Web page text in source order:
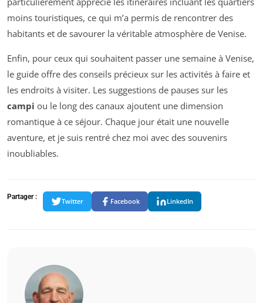
moins touristiques, ce qui m’a permis de rencontrer des
habitants et de savourer la véritable atmosphère de Venise.
Enfin, pour ceux qui souhaitent passer une semaine à Venise,
le guide offre des conseils précieux sur les activités à faire et
les endroits à visiter. Les suggestions de pauses sur les
campi ou le long des canaux ajoutent une dimension
romantique à ce séjour. Chaque jour était une nouvelle
aventure, et je suis rentré chez moi avec des souvenirs
inoubliables.
Partager :
Twitter Facebook LinkedIn